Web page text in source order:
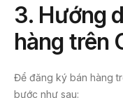
3. Hướng
hàng trên
Để đăng ký bán hàng
bước như sau: